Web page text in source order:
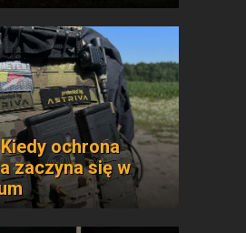
ochrona
zaczyna się w